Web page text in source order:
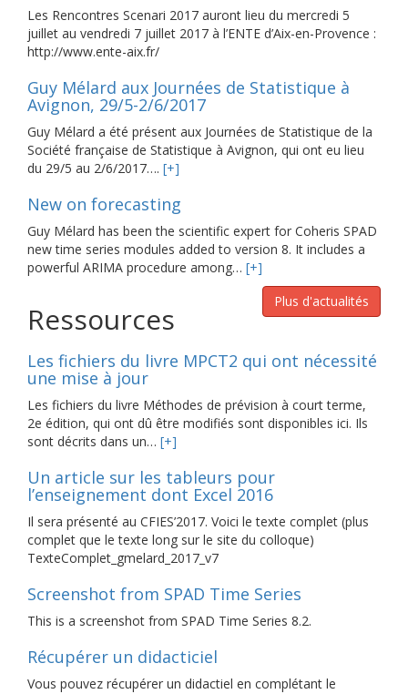
Les Rencontres Scenari 2017 auront lieu du mercredi 5
juillet au vendredi 7 juillet 2017 à l’ENTE d’Aix-en-Provence :
http://www.ente-aix.fr/
Guy Mélard aux Journées de Statistique à
Avignon, 29/5-2/6/2017
Guy Mélard a été présent aux Journées de Statistique de la
Société française de Statistique à Avignon, qui ont eu lieu
du 29/5 au 2/6/2017…. [+]
New on forecasting
Guy Mélard has been the scientific expert for Coheris SPAD
new time series modules added to version 8. It includes a
powerful ARIMA procedure among… [+]
Plus d'actualités
Ressources
Les fichiers du livre MPCT2 qui ont nécessité
une mise à jour
Les fichiers du livre Méthodes de prévision à court terme,
2e édition, qui ont dû être modifiés sont disponibles ici. Ils
sont décrits dans un… [+]
Un article sur les tableurs pour
l’enseignement dont Excel 2016
Il sera présenté au CFIES’2017. Voici le texte complet (plus
complet que le texte long sur le site du colloque)
TexteComplet_gmelard_2017_v7
Screenshot from SPAD Time Series
This is a screenshot from SPAD Time Series 8.2.
Récupérer un didacticiel
Vous pouvez récupérer un didactiel en complétant le